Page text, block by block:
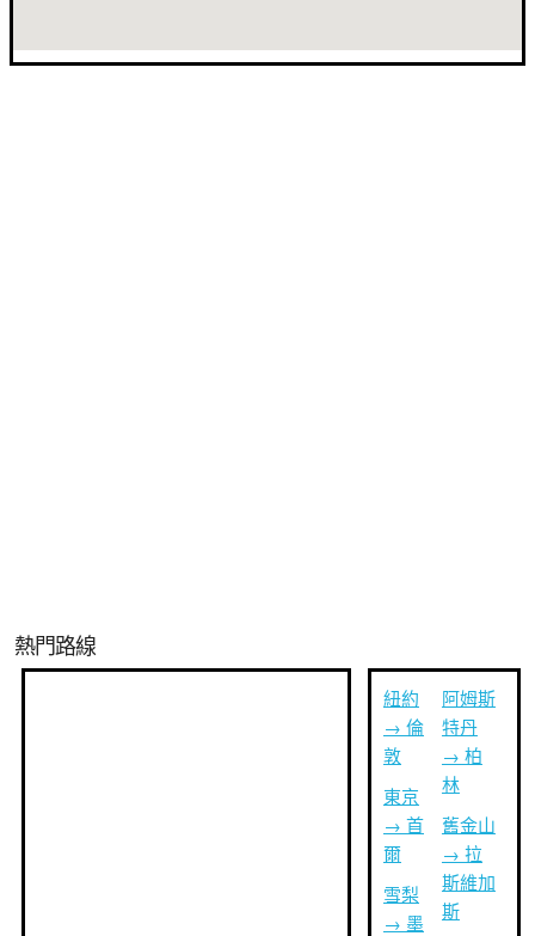
熱門路線
紐約
→ 倫
敦
東京
→ 首
爾
雪梨
→ 墨
阿姆斯
特丹
→ 柏
林
舊金山
→ 拉
斯維加
斯